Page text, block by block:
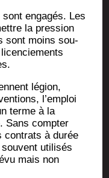
enga­gés. Les
la pres­sion
sont moins sou­
légion,
l’emploi
terme à la
Sans comp­ter
contrats à durée
uti­li­sés
mais non